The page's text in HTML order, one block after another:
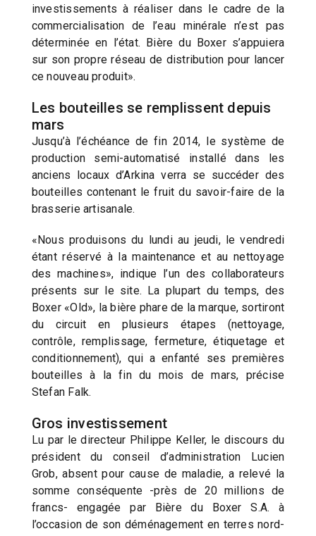
investissements à réaliser dans le cadre de la
commercialisation de l’eau minérale n’est pas
déterminée en l’état. Bière du Boxer s’appuiera
sur son propre réseau de distribution pour lancer
ce nouveau produit».
Les bouteilles se remplissent depuis
mars
Jusqu’à l’échéance de fin 2014, le système de
production semi-automatisé installé dans les
anciens locaux d’Arkina verra se succéder des
bouteilles contenant le fruit du savoir-faire de la
brasserie artisanale.
«Nous produisons du lundi au jeudi, le vendredi
étant réservé à la maintenance et au nettoyage
des machines», indique l’un des collaborateurs
présents sur le site. La plupart du temps, des
Boxer «Old», la bière phare de la marque, sortiront
du circuit en plusieurs étapes (nettoyage,
contrôle, remplissage, fermeture, étiquetage et
conditionnement), qui a enfanté ses premières
bouteilles à la fin du mois de mars, précise
Stefan Falk.
Gros investissement
Lu par le directeur Philippe Keller, le discours du
président du conseil d’administration Lucien
Grob, absent pour cause de maladie, a relevé la
somme conséquente -près de 20 millions de
francs- engagée par Bière du Boxer S.A. à
l’occasion de son déménagement en terres nord-